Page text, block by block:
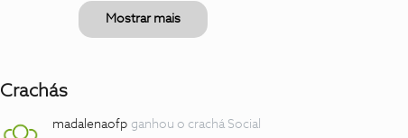
Mostrar mais
Crachás
madalenaofp ganhou o crachá Social